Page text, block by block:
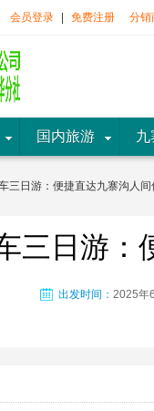
会员登录 免费注册 分销
国内旅游 九
三日游：便捷直达九寨沟人
三日游：
出发时间： 2025年6